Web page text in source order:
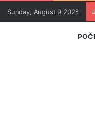
Sunday, August 9 2026